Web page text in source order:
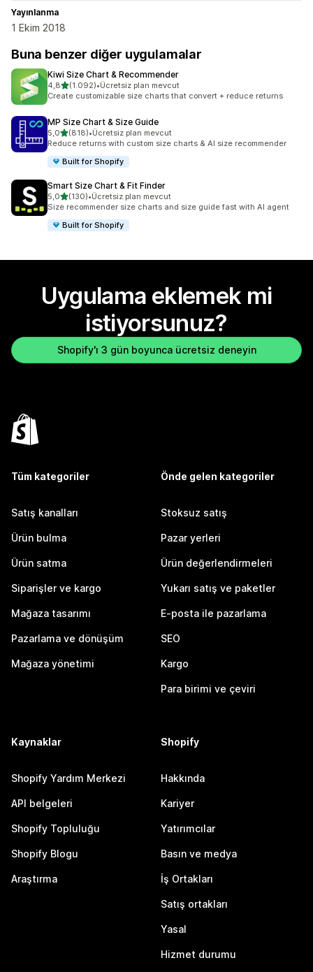
Yayınlanma
1 Ekim 2018
Buna benzer diğer uygulamalar
Kiwi Size Chart & Recommender
4,85 yıldız üzerinden
(1.092)
toplam 1092 değerlendirme
•Ücretsiz plan mevcut
Create customizable size charts that convert + reduce returns
MP Size Chart & Size Guide
5,05 yıldız üzerinden
(818)
toplam 818 değerlendirme
•Ücretsiz plan mevcut
Reduce returns with custom size charts & AI size recommender
Built for Shopify
Smart Size Chart & Fit Finder
5,05 yıldız üzerinden
(130)
toplam 130 değerlendirme
•Ücretsiz plan mevcut
Size recommender size charts and size guide fast with AI agent
Built for Shopify
Uygulama eklemek mi
istiyorsunuz?
Shopify'ı 3 gün boyunca ücretsiz deneyin
Tüm kategoriler
Satış kanalları
Ürün bulma
Ürün satma
Siparişler ve kargo
Mağaza tasarımı
Pazarlama ve dönüşüm
Mağaza yönetimi
Önde gelen kategoriler
Stoksuz satış
Pazar yerleri
Ürün değerlendirmeleri
Yukarı satış ve paketler
E-posta ile pazarlama
SEO
Kargo
Para birimi ve çeviri
Kaynaklar
Shopify Yardım Merkezi
API belgeleri
Shopify Topluluğu
Shopify Blogu
Araştırma
Shopify
Hakkında
Kariyer
Yatırımcılar
Basın ve medya
İş Ortakları
Satış ortakları
Yasal
Hizmet durumu